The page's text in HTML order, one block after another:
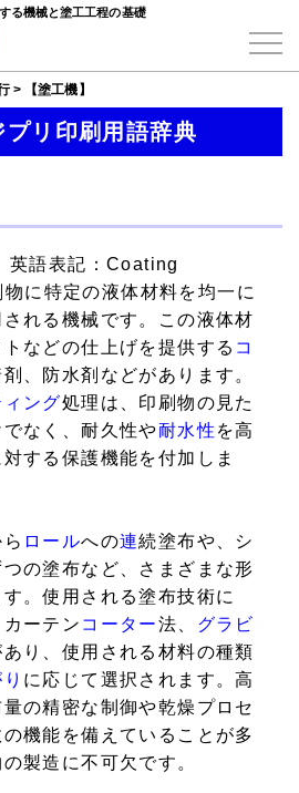
る機械と塗工工程の基礎
> 【塗工機】
プリ印刷用語辞典
英語表記：Coating
に特定の液体材料を均一に
れる機械です。この液体材
などの仕上げを提供する コ
、防水剤などがあります。
ング処理は、印刷物の見た
なく、耐久性や耐水性 を高
する保護機能を付加しま
ロールへの連続塗布や、シ
の塗布など、さまざまな形
。使用される塗布技術に
ーテン コーター法、 グラビ
り、使用される材料の種類
り に応じて選択されます。高
の精密な制御や乾燥プロセ
機能を備えていることが多
製造に不可欠です。